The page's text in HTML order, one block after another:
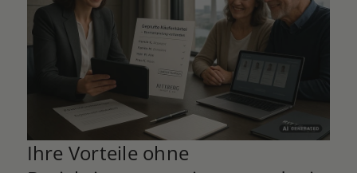
Ihre Vorteile ohne